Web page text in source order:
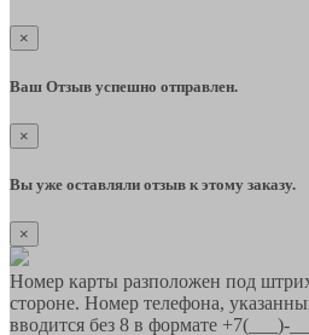
×
Ваш Отзыв успешно отправлен.
×
Вы уже оставляли отзыв к этому заказу.
×
Номер карты разположен под
стороне. Номер телефона,
вводится без 8 в формате +7(___)-